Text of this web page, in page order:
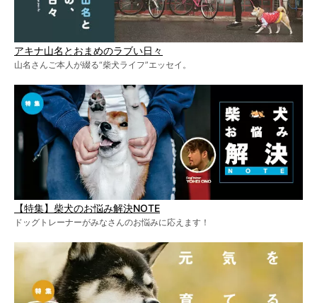
アキナ山名とおまめのラブい日々
山名さんご本人が綴る“柴犬ライフ”エッセイ。
【特集】柴犬のお悩み解決NOTE
ドッグトレーナーがみなさんのお悩みに応えます！